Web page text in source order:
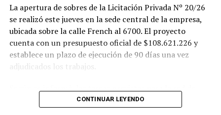
La apertura de sobres de la Licitación Privada Nº 20/26
se realizó este jueves en la sede central de la empresa,
ubicada sobre la calle French al 6700. El proyecto
cuenta con un presupuesto oficial de $108.621.226 y
establece un plazo de ejecución de 90 días una vez
adjudicados los trabajos.
agua potable incluyen la colocación de unos 355 metros
CONTINUAR LEYENDO